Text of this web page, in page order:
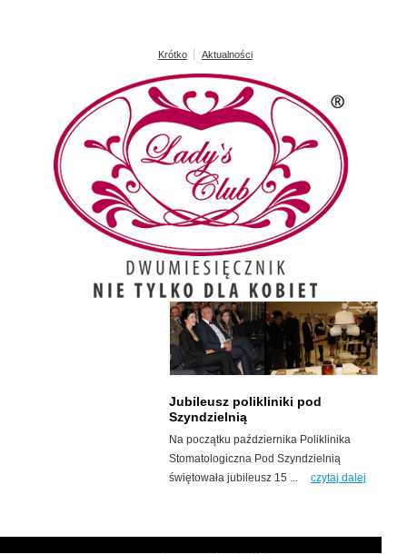
Krótko Aktualności
Jubileusz polikliniki pod
Szyndzielnią
Na początku października Poliklinika
Stomatologiczna Pod Szyndzielnią
świętowała jubileusz 15 ...
czytaj dalej